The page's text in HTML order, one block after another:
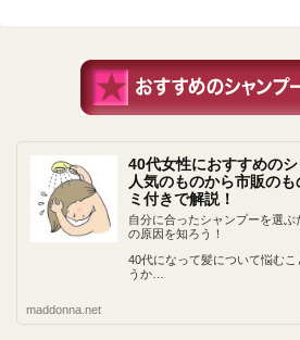
40代女性におすすめのシ
人気のものから市販の
ミ付きで解説！
自分に合ったシャンプーを選
の原因を知ろう！
40代になって髪について悩む
うか…
maddonna.net